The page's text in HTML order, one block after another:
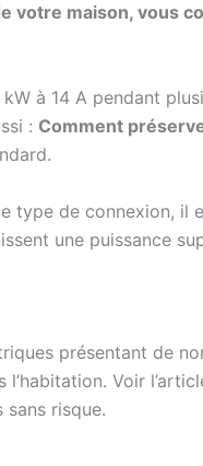
votre maison, vous
à 14 A pendant
: Comment
type de connexion,
une puissance
présentant de
Voir
risque.